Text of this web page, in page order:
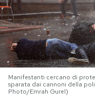
PODCAST
NEWSLETTER
I MIEI PREFERITI
Manifestanti cercano di
sparata dai cannoni della
Photo/Emrah Gurel)